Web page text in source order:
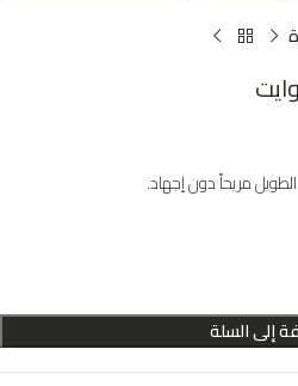
مريحاً دون إجهاد.
إلى السلة